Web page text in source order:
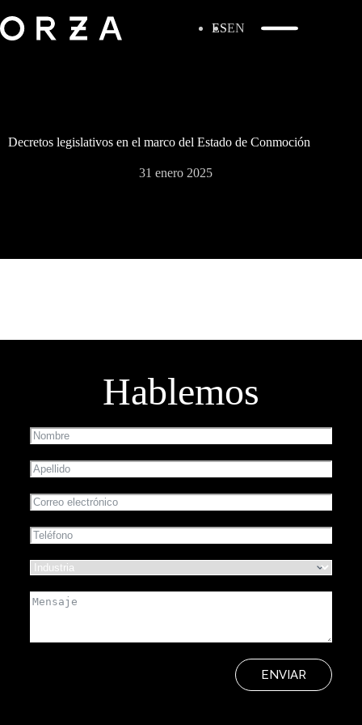
ESEN
Decretos legislativos en el marco del Estado de Conmoción
31 enero 2025
ENVIAR
Hablemos